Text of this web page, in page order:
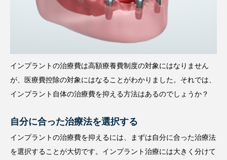
インプラントの治療費は高額療養費制度の対象にはなりません
が、医療費控除の対象にはなることがわかりました。それでは、
インプラント自体の治療費を抑える方法はあるのでしょうか？
自分に合った治療法を選択する
インプラントの治療費を抑えるには、まずは自分に合った治療法
を選択することが大切です。インプラント治療には大きく分けて